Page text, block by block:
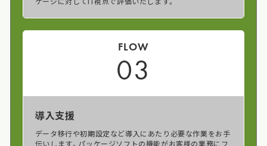
FLOW
03
導入支援
データ移行や初期設定など導入にあたり必要な作業をお手
伝いします。パッケージソフトの機能がお客様の業務にフ